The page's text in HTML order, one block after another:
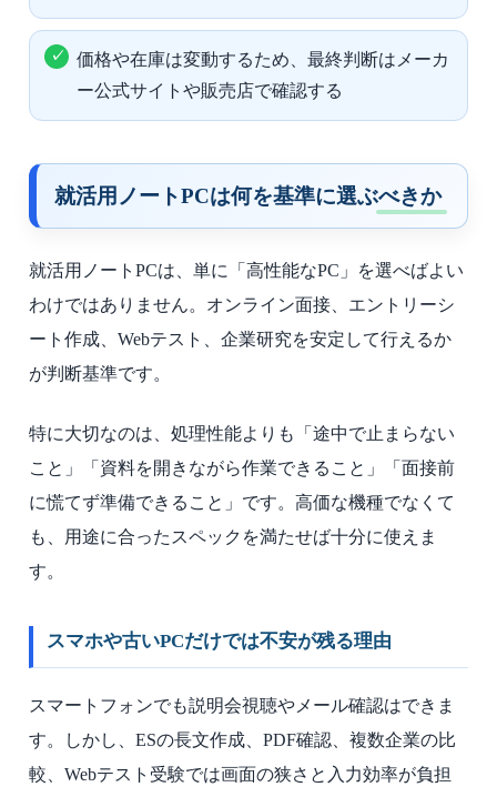
価格や在庫は変動するため、最終判断はメーカ
ー公式サイトや販売店で確認する
就活用ノートPCは何を基準に選ぶべきか
就活用ノートPCは、単に「高性能なPC」を選べばよい
わけではありません。オンライン面接、エントリーシ
ート作成、Webテスト、企業研究を安定して行えるか
が判断基準です。
特に大切なのは、処理性能よりも「途中で止まらない
こと」「資料を開きながら作業できること」「面接前
に慌てず準備できること」です。高価な機種でなくて
も、用途に合ったスペックを満たせば十分に使えま
す。
スマホや古いPCだけでは不安が残る理由
スマートフォンでも説明会視聴やメール確認はできま
す。しかし、ESの長文作成、PDF確認、複数企業の比
較、Webテスト受験では画面の狭さと入力効率が負担